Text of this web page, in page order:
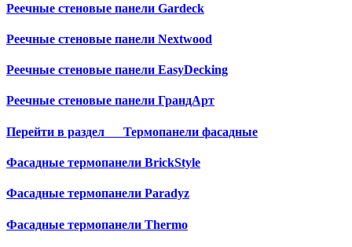
Реечные стеновые панели Gardeck
Реечные стеновые панели Nextwood
Реечные стеновые панели EasyDecking
Реечные стеновые панели ГрандАрт
Перейти в раздел Термопанели фасадные
Фасадные термопанели BrickStyle
Фасадные термопанели Paradyz
Фасадные термопанели Thermo